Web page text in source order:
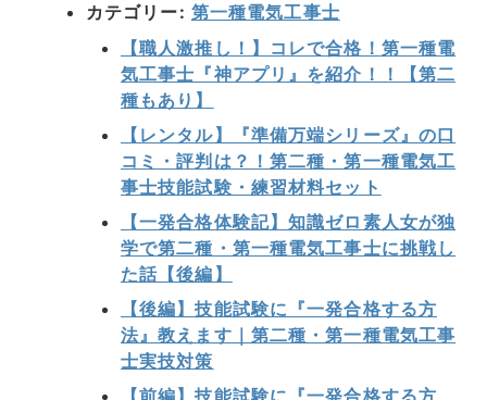
カテゴリー: 第一種電気工事士
【職人激推し！】コレで合格！第一種電
気工事士『神アプリ』を紹介！！【第二
種もあり】
【レンタル】『準備万端シリーズ』の口
コミ・評判は？！第二種・第一種電気工
事士技能試験・練習材料セット
【一発合格体験記】知識ゼロ素人女が独
学で第二種・第一種電気工事士に挑戦し
た話【後編】
【後編】技能試験に『一発合格する方
法』教えます｜第二種・第一種電気工事
士実技対策
【前編】技能試験に『一発合格する方